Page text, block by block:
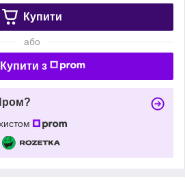
Купити
або
Купити з